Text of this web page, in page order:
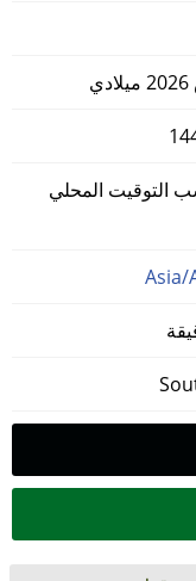
التوقيت المحلي
Asia/